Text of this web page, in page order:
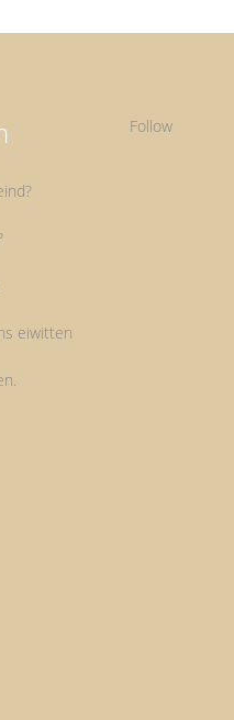
eiwitten
Follow